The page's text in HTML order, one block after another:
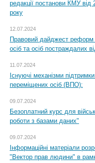
редакції постанови КМУ
року
12.07.2024
Правовий дайджест реформ
осіб та осіб постраждалих
11.07.2024
Існуючі механізми
переміщених осіб (ВПО):
09.07.2024
Безоплатний курс для
роботи з базами даних"
09.07.2024
Інформаційні матеріали
"Вектор прав людини" в